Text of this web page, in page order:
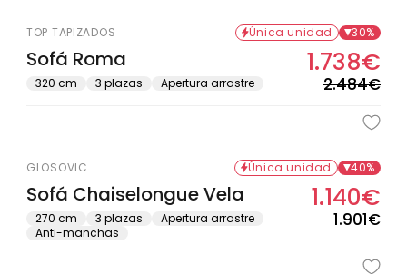
TOP TAPIZADOS Única unidad 30%
Sofá Roma
320 cm 3 plazas Apertura arrastre 2.484€de
1.738€
GLOSOVIC Única unidad 40%
Sofá Chaiselongue Vela
270 cm 3 plazas
Apertura arrastre
Anti-manchas
1.901€de
1.140€